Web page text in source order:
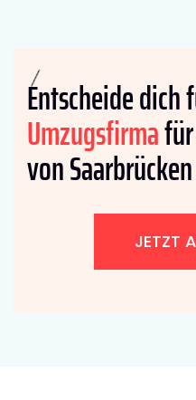
Entscheide dich
Umzugsfirma
von
JETZT